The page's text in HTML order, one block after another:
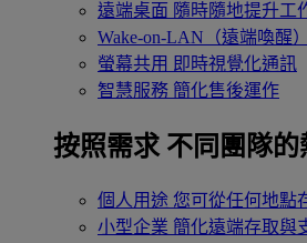
遠端桌面 隨時隨地提升工
Wake-on-LAN（遠端喚醒）
螢幕共用 即時視覺化通訊
智慧服務 簡化售後運作
按照需求 不同團隊
個人用途 您可從任何地點
小型企業 簡化遠端存取與